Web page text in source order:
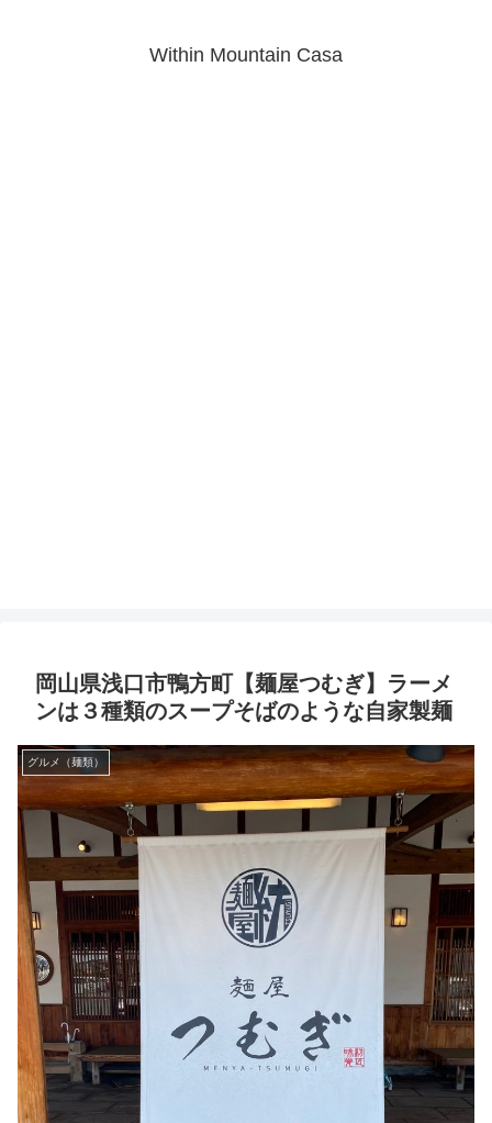
Within Mountain Casa
岡山県浅口市鴨方町【麺屋つむぎ】ラーメ
ンは３種類のスープそばのような自家製麺
グルメ（麺類）